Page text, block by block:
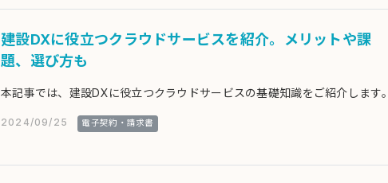
建設DXに役立つクラウドサービスを紹介。メリットや課
題、選び方も
本記事では、建設DXに役立つクラウドサービスの基礎知識をご紹介します。
2024/09/25 電子契約・請求書